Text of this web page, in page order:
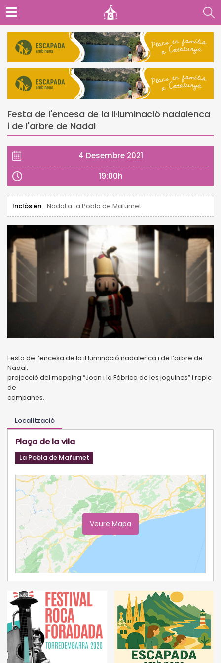
Festa de l'encesa de la il·luminació nadalenca
i de l'arbre de Nadal
4 Desembre 2021
19:00h
Inclòs en: Nadal a La Pobla de Mafumet
Festa de l’encesa de la il·luminació nadalenca i de l’arbre de
Nadal,
projecció del mapping “Joan i la Fàbrica de les joguines” i repic
de
campanes.
Localització
Plaça de la vila
La Pobla de Mafumet
Veure Mapa